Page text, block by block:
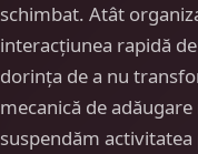
schimbat. Atât
interacțiunea rapidă
dorința de a nu
mecanică de
suspendăm